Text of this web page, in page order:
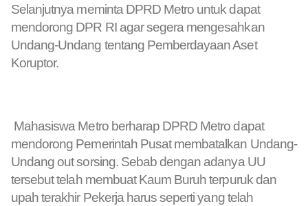
Selanjutnya meminta DPRD Metro untuk dapat
mendorong DPR RI agar segera mengesahkan
Undang-Undang tentang Pemberdayaan Aset
Koruptor.
Mahasiswa Metro berharap DPRD Metro dapat
mendorong Pemerintah Pusat membatalkan Undang-
Undang out sorsing. Sebab dengan adanya UU
tersebut telah membuat Kaum Buruh terpuruk dan
upah terakhir Pekerja harus seperti yang telah